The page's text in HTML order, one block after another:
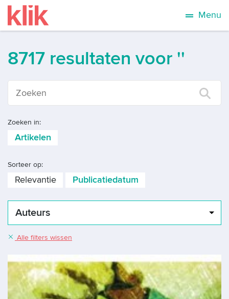
Menu
Auteurs
Alle filters wissen
8717 resultaten voor ''
Zoeken in:
Artikelen
Sorteer op:
Relevantie Publicatiedatum